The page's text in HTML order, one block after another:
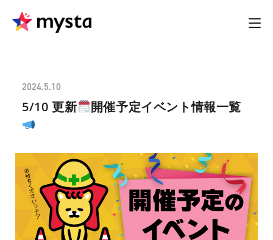
2024.5.10
5/10 更新 開催予定イベント情報一覧